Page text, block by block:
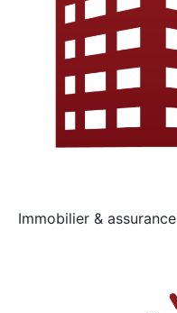
Immobilier & assurance